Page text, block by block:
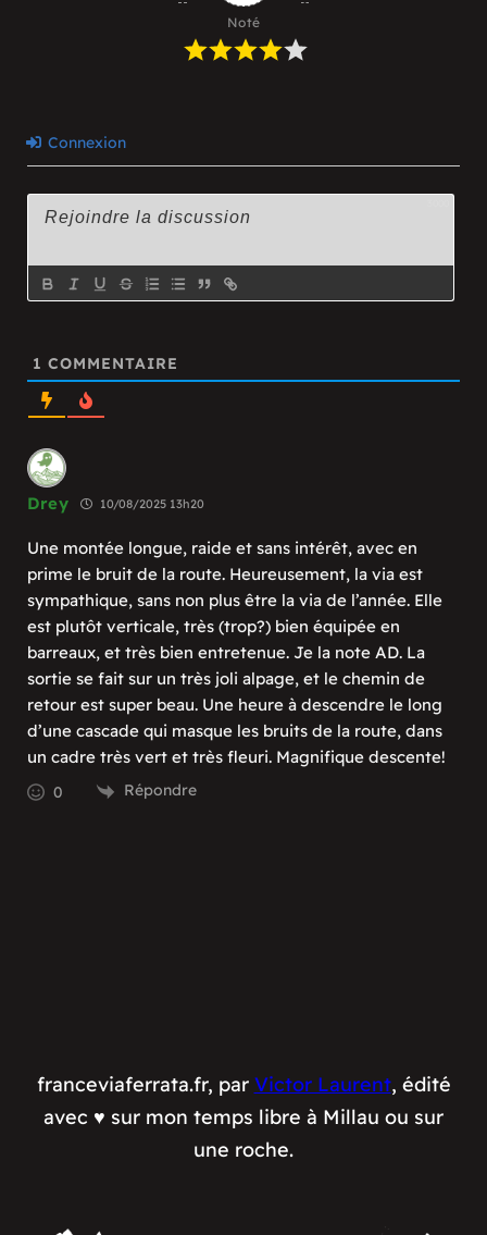
Noté
Connexion
1 COMMENTAIRE
Drey 10/08/2025 13h20
Une montée longue, raide et sans intérêt, avec en
prime le bruit de la route. Heureusement, la via est
sympathique, sans non plus être la via de l’année. Elle
est plutôt verticale, très (trop?) bien équipée en
barreaux, et très bien entretenue. Je la note AD. La
sortie se fait sur un très joli alpage, et le chemin de
retour est super beau. Une heure à descendre le long
d’une cascade qui masque les bruits de la route, dans
un cadre très vert et très fleuri. Magnifique descente!
0 Répondre
franceviaferrata.fr, par Victor Laurent, édité
avec ♥️ sur mon temps libre à Millau ou sur
une roche.